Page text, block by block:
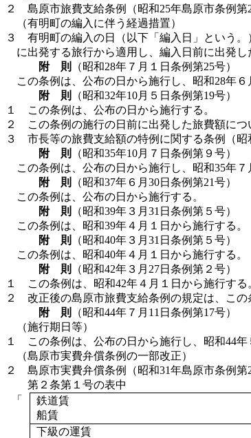
２ 島原市旅費支給条例（昭和25年島原市条例第
（有明町の編入に伴う経過措置）
３ 有明町の編入の日（以下「編入日」という
に出発する旅行から適用し、編入日前に出発
附 則
（昭和28年７月１日条例第25号）
この条例は、公布の日から施行し、昭和28年６
附 則
（昭和32年10月５日条例第19号）
１ この条例は、公布の日から施行する。
２ この条例の施行の日前に出発した旅費額につ
３ 市長等の旅費支給額の特例に関する条例（昭
附 則
（昭和35年10月７日条例第９号）
この条例は、公布の日から施行し、昭和35年７
附 則
（昭和37年６月30日条例第21号）
この条例は、公布の日から施行する。
附 則
（昭和39年３月31日条例第５号）
この条例は、昭和39年４月１日から施行する。
附 則
（昭和40年３月31日条例第５号）
この条例は、昭和40年４月１日から施行する。
附 則
（昭和42年３月27日条例第２号）
１ この条例は、昭和42年４月１日から施行する
２ 改正後の島原市旅費支給条例の規定は、この
附 則
（昭和44年７月11日条例第17号）
（施行期日等）
１ この条例は、公布の日から施行し、昭和44年
（島原市実費弁償条例の一部改正）
２ 島原市実費弁償条例（昭和31年島原市条例第
第２条第１号の表中
「
鉄道賃
船賃
下級の運賃